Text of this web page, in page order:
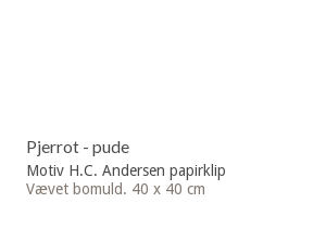
Pjerrot - pude
Motiv H.C. Andersen papirklip
Vævet bomuld. 40 x 40 cm